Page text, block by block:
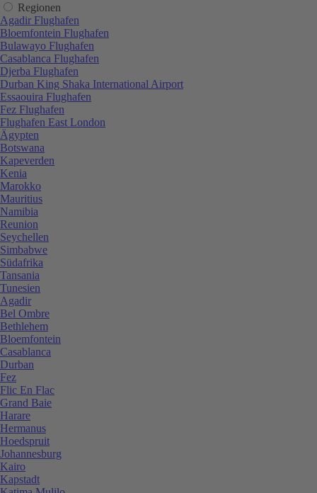
Regionen
Agadir Flughafen
Bloemfontein Flughafen
Bulawayo Flughafen
Casablanca Flughafen
Djerba Flughafen
Durban King Shaka International Airport
Essaouira Flughafen
Fez Flughafen
Flughafen East London
Ägypten
Botswana
Kapeverden
Kenia
Marokko
Mauritius
Namibia
Reunion
Seychellen
Simbabwe
Südafrika
Tansania
Tunesien
Agadir
Bel Ombre
Bethlehem
Bloemfontein
Casablanca
Durban
Fez
Flic En Flac
Grand Baie
Harare
Hermanus
Hoedspruit
Johannesburg
Kairo
Kapstadt